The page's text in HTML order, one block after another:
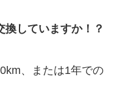
していますか！？
、または1年での